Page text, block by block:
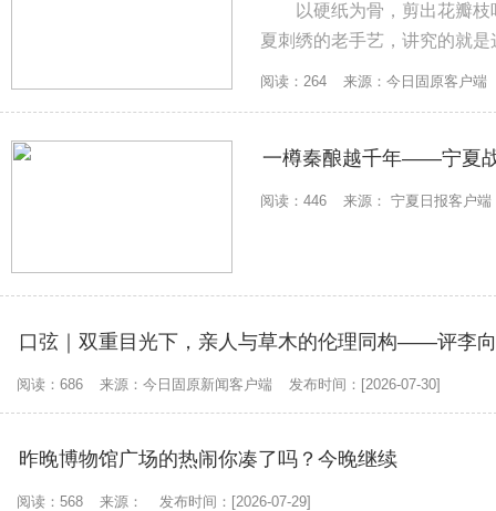
以硬纸为骨，剪出花瓣
夏刺绣的老手艺，讲究的就
也鲜亮。...
阅读：264 来源：今日固原客户端
一樽秦酿越千年——宁夏
阅读：446 来源： 宁夏日报客户端
阅读：686 来源：今日固原新闻客户端 发布时间：[2026-07-30]
昨晚博物馆广场的热闹你凑了吗？今晚继续
阅读：568 来源： 发布时间：[2026-07-29]